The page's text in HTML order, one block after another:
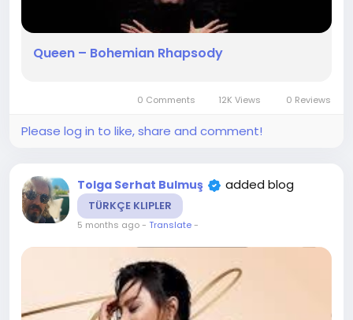
Queen – Bohemian Rhapsody
0 Comments 12K Views 0 Reviews
Please log in to like, share and comment!
Tolga Serhat Bulmuş added blog
TÜRKÇE KLIPLER
5 months ago- Translate-